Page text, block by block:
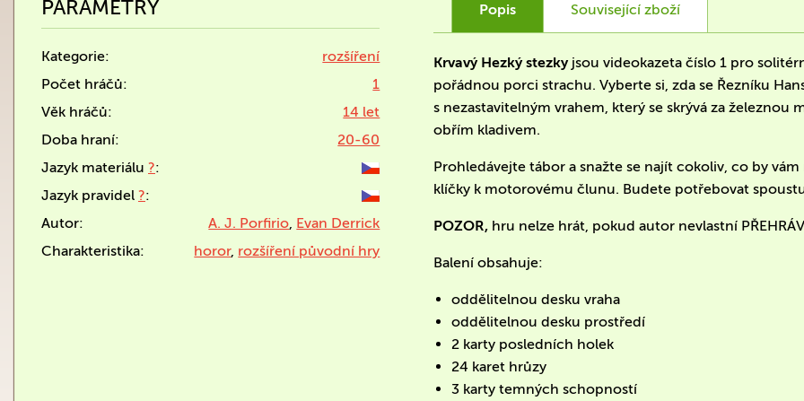
PARAMETRY
Kategorie:
rozšíření
Počet hráčů:
1
Věk hráčů:
14 let
Doba hraní:
20-60
Jazyk materiálu ?:
Jazyk pravidel ?:
Autor:
A. J. Porfirio, Evan Derrick
Charakteristika:
horor, rozšíření původní hry
Popis Související zboží
Krvavý Hezký stezkyjsou videokazeta číslo 1 pro
pořádnou porci strachu. Vyberte si, zda se Řezníku
s nezastavitelným vrahem, který se skrývá za železnou
obřím kladivem.
Prohledávejte tábor a snažte se najít cokoliv, co by
klíčky k motorovému člunu. Budete potřebovat
POZOR, hru nelze hrát, pokud autor nevlastní
Balení obsahuje:
oddělitelnou desku vraha
oddělitelnou desku prostředí
2 karty posledních holek
24 karet hrůzy
3 karty temných schopností